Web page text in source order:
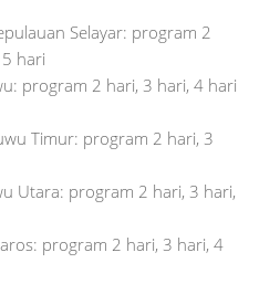
Selayar: program 2
hari
program 2 hari, 3 hari, 4 hari
Timur: program 2 hari, 3
Utara: program 2 hari, 3 hari,
program 2 hari, 3 hari, 4